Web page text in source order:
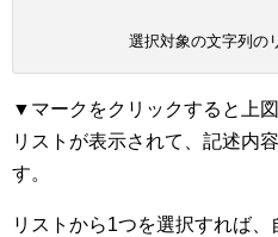
選択対象の文字列の
▼マークをクリックすると上
リストが表示されて、記述内
す。
リストから1つを選択すれば